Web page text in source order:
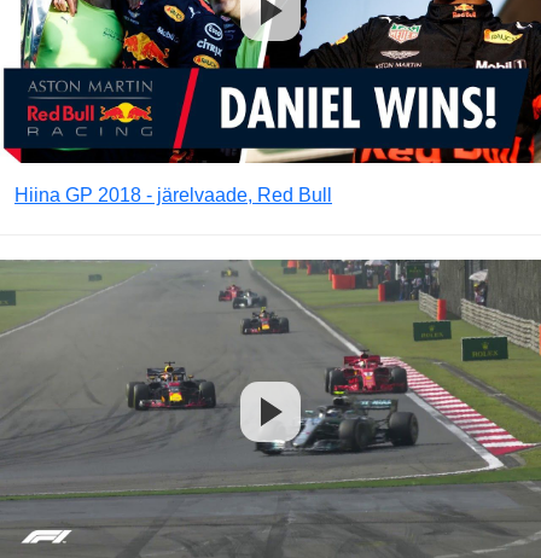
Hiina GP 2018 - järelvaade, Red Bull